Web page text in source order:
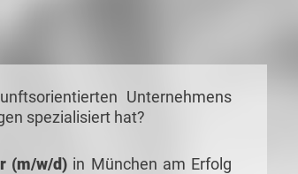
Unternehmens
spezialisiert hat?
(m/w/d) in München am Erfolg